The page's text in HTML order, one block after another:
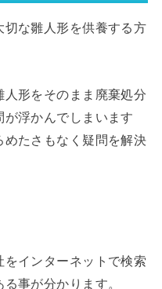
切な雛人形を供養する方
形をそのまま廃棄処分
浮かんでしまいます
たさもなく疑問を解決
インターネットで検索
事が分かります。